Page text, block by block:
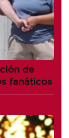
de
fanáticos